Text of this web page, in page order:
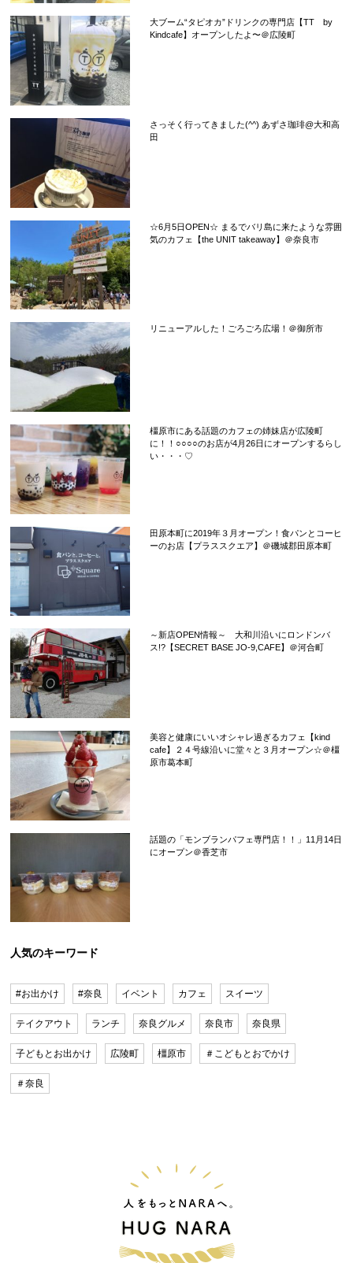
大ブーム“タピオカ”ドリンクの専門店【TT by
Kindcafe】オープンしたよ〜＠広陵町
さっそく行ってきました(^^) あずさ珈琲@大和高
田
☆6月5日OPEN☆ まるでバリ島に来たような雰囲
気のカフェ【the UNIT takeaway】＠奈良市
リニューアルした！ごろごろ広場！＠御所市
橿原市にある話題のカフェの姉妹店が広陵町
に！！○○○○のお店が4月26日にオープンするらし
い・・・♡
田原本町に2019年３月オープン！食パンとコーヒ
ーのお店【プラススクエア】＠磯城郡田原本町
～新店OPEN情報～ 大和川沿いにロンドンバ
ス!?【SECRET BASE JO-9,CAFE】＠河合町
美容と健康にいいオシャレ過ぎるカフェ【kind
cafe】２４号線沿いに堂々と３月オープン☆＠橿
原市葛本町
話題の「モンブランパフェ専門店！！」11月14日
にオープン＠香芝市
人気のキーワード
#お出かけ #奈良 イベント カフェ スイーツ
テイクアウト ランチ 奈良グルメ 奈良市 奈良県
子どもとお出かけ 広陵町 橿原市 ＃こどもとおでかけ
＃奈良